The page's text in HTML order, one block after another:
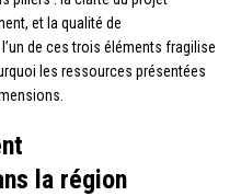
et la qualité de
de ces trois éléments fragilise
les ressources présentées
la région